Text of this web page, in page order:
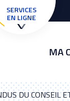
SERVICES
EN LIGNE
MA
DU CONSEIL